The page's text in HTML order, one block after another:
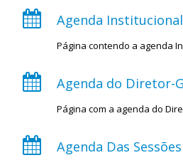
Agenda
Página contendo a agenda
Agenda do Diretor-
Página com a agenda do
Agenda Das